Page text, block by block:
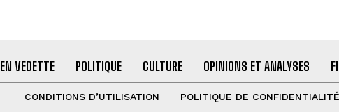
EN VEDETTE POLITIQUE CULTURE OPINIONS ET ANALYSES
CONDITIONS D’UTILISATION POLITIQUE DE CONFIDENTIALITÉ